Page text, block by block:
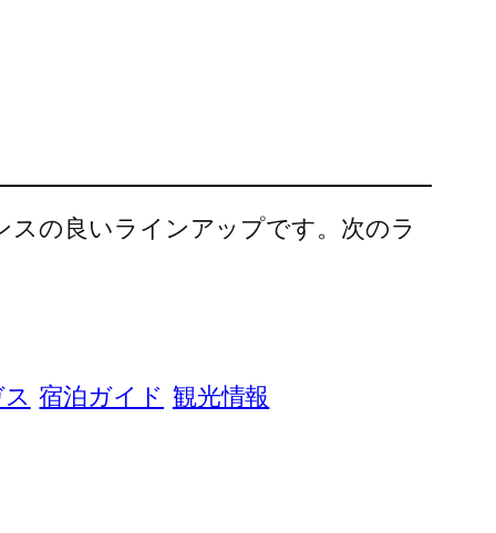
の良いラインアップです。次のラ
宿泊ガイド 観光情報